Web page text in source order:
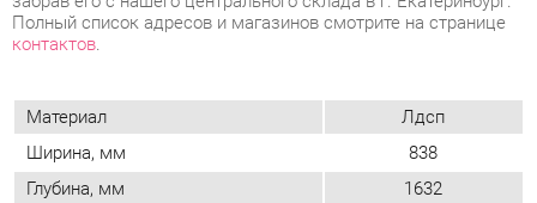
Ширина, мм
838
Глубина, мм
Цвет
голубой
Высота, мм
750
Ящик для белья
Да